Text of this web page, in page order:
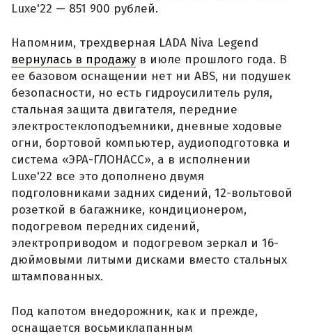
Luxe'22 — 851 900 рублей.
Напомним, трехдверная LADA Niva Legend
вернулась в продажу в июле прошлого года. В
ее базовом оснащении нет ни ABS, ни подушек
безопасности, но есть гидроусилитель руля,
стальная защита двигателя, передние
электростеклоподъемники, дневные ходовые
огни, бортовой компьютер, аудиоподготовка и
система «ЭРА-ГЛОНАСС», а в исполнении
Luxe'22 все это дополнено двумя
подголовниками задних сидений, 12-вольтовой
розеткой в багажнике, кондиционером,
подогревом передних сидений,
электроприводом и подогревом зеркал и 16-
дюймовыми литыми дисками вместо стальных
штампованных.
Под капотом внедорожник, как и прежде,
оснащается восьмиклапанным